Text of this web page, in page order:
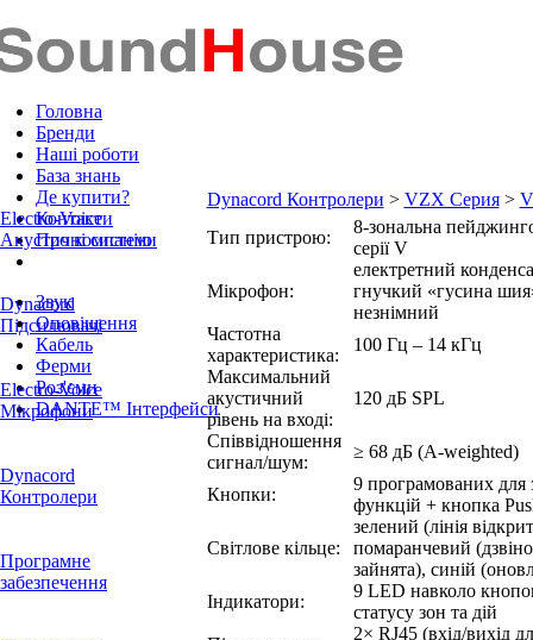
Головна
Бренди
Наші роботи
База знань
Де купити?
Контакти
Про компанію
Звук
Оповіщення
Кабель
Ферми
Роз'єми
DANTE™ Інтерфейси
Electro-Voice
Акустичні системи
Dynacord
Підсилювачі
Electro-Voice
Мікрофони
Dynacord
Контролери
Програмне
забезпечення
Dynacord Контролери > VZX Серия >
Тип пристрою:
8‑зональна
серії V
Мікрофон:
електретний
гнучкий «гусина
незнімний
Частотна
характеристика:
100 Гц – 14 кГц
Максимальний
акустичний
рівень на вході:
120 дБ SPL
Співвідношення
сигнал/шум:
≥ 68 дБ (A‑weighted)
Кнопки:
9 програмованих для
функцій + кнопка
Світлове кільце:
зелений (лінія
помаранчевий
зайнята), синій
Індикатори:
9 LED навколо
статусу зон та дій
2× RJ45 (вхід/вихід